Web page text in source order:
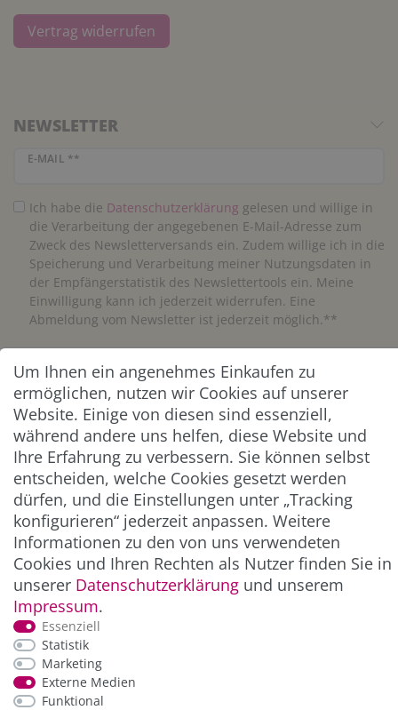
Vertrag widerrufen
NEWSLETTER
E-MAIL **
Newsletter Honig
Ich habe die Daten­schutz­erklärung gelesen und willige in
die Verarbeitung der angegebenen E-Mail-Adresse zum
Zweck des Newsletterversands ein. Zudem willige ich in die
Speicherung und Verarbeitung meiner Nutzungsdaten in
der Empfängerstatistik des Newslettertools ein. Meine
Einwilligung kann ich jederzeit widerrufen. Eine
Abmeldung vom Newsletter ist jederzeit möglich.**
Abonnieren
** Hierbei handelt es sich um ein Pflichtfeld.
ZAHLUNG & VERSAND
*Alle Preise inkl. der gesetzl. MwSt. zzgl.
und Versandkosten
Um Ihnen ein angenehmes Einkaufen zu
ermöglichen, nutzen wir Cookies auf unserer
Website. Einige von diesen sind essenziell,
während andere uns helfen, diese Website und
Ihre Erfahrung zu verbessern. Sie können selbst
entscheiden, welche Cookies gesetzt werden
dürfen, und die Einstellungen unter „Tracking
konfigurieren“ jederzeit anpassen. Weitere
Informationen zu den von uns verwendeten
Cookies und Ihren Rechten als Nutzer finden Sie in
unserer Daten­schutz­erklärung und unserem
Impressum.
Essenziell
Statistik
Marketing
Externe Medien
Funktional